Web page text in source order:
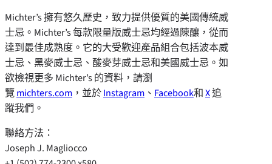
Michter’s 擁有悠久歷史，致力提供優質的美國傳統威
士忌。Michter’s 每款限量版威士忌均經過陳釀，從而
達到最佳成熟度。它的大受歡迎產品組合包括波本威
士忌、黑麥威士忌、酸麥芽威士忌和美國威士忌。如
欲檢視更多 Michter’s 的資料，請瀏
覽michters.com ，並於Instagram 、 Facebook和X追
蹤我們。
聯絡方法：
Joseph J. Magliocco